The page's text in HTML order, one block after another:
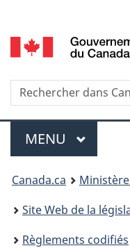
selection
Recherche
Menu
MENU PRINCIPAL
You
are
here:
Canada.ca
Site Web de la
Règlements codifiés